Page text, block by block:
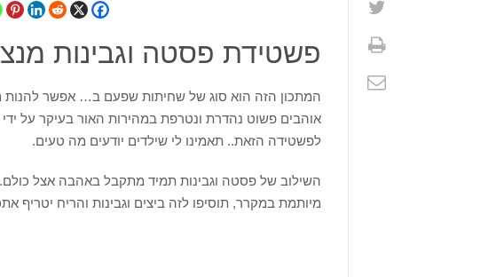
פשטידת פסטה וגבינות
המתכון הזה הוא סוג של שחיתות שפעם ב… אפשר
אוהבים פשוט נהדרת ונטרפת במהירות האור בעיקר על ידי
לפשטידה הזאת.. תאמינו לי שילדים יודעים מה טעים.
השילוב של פסטה וגבינות תמיד מתקבל באהבה אצל
מיותמת במקרר, תוסיפו לזה ביצים וגבינות והריח יטריף